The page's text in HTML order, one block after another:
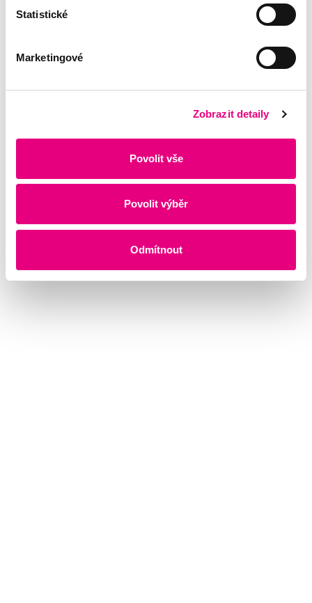
Statistické
Marketingové
Zobrazit detaily
Povolit vše
Povolit výběr
Odmítnout